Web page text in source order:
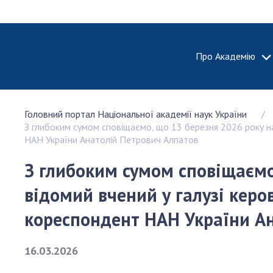
Про Академію
Про
100-
академії
України
Головний портал Національної академії наук України
З глибоким сумом сповіщаємо, що 13 березня 2026 року
НАН України Анатолій Петрович Алпатов
З глибоким сумом
відомий вчений у галузі
кореспондент НАН України
16.03.2026